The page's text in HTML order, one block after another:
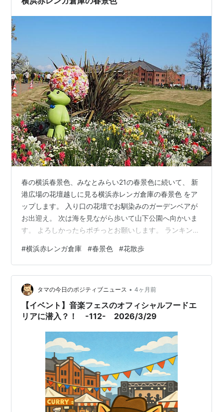
春の横浜春景色、みなとみらい21の春景色に続いて、 新
港広場の花壇越しに見る横浜赤レンガ倉庫の春景色 をア
ップします。 入り口の花壇でお馴染みのガーデンベアが
お出迎え。 次は海を見ながら歩いて山下公園へ向かいま
す。 よろしかったらポチっとお願いします。 ランキング
加中野生動物・自然観察ランキング参加中gooからきまし
た ランキング参加中雑談・日記を書きたい人のグループ
#横浜赤レンガ倉庫 #春景色 #花散歩
タマの今日のポジティブニュース • 4ヶ月前
【イベント】音楽フェスのオフィシャルフードエ
リアに潜入？！ -112- 2026/3/29